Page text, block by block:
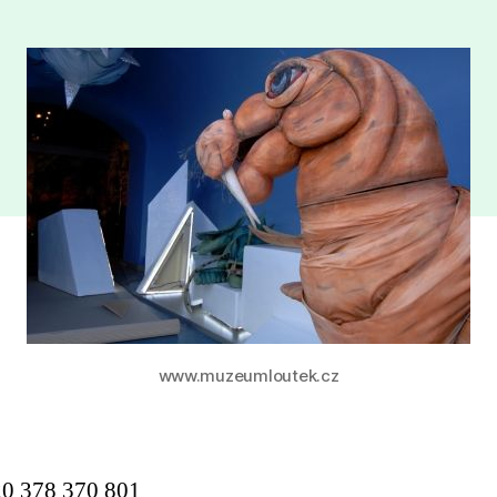
www.muzeumloutek.cz
378 370 801